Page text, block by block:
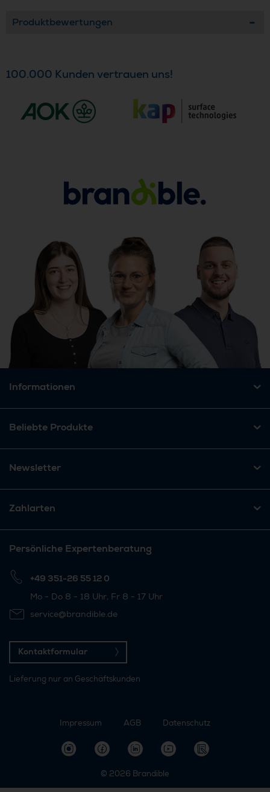
Produktbewertungen
100.000 Kunden vertrauen uns!
Informationen
Beliebte Produkte
Newsletter
Zahlarten
Persönliche Expertenberatung
+49 351-26 55 12 0
Mo - Do 8 - 18 Uhr, Fr 8 - 17 Uhr
service@brandible.de
Kontaktformular
Lieferung nur an Geschäftskunden
Impressum AGB Datenschutz
© 2026 Brandible